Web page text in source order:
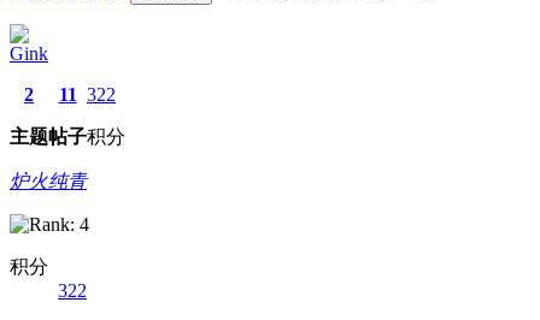
Gink
2
主题
11
帖子
322
积分
炉火纯青
积分
322